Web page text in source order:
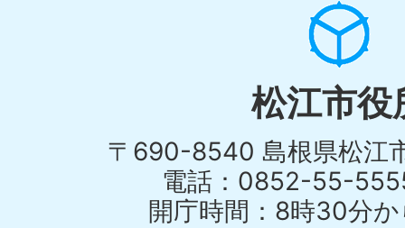
松江市役
〒690-8540 島根県松江
電話：0852-55-
開庁時間：8時30分